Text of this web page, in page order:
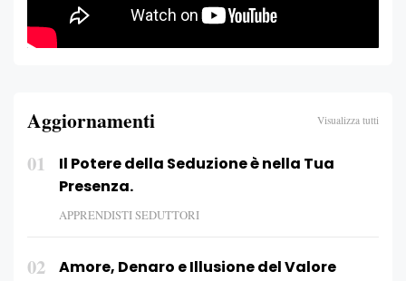
Aggiornamenti Visualizza tutti
01
Il Potere della Seduzione è nella Tua
Presenza.
APPRENDISTI SEDUTTORI
02 Amore, Denaro e Illusione del Valore